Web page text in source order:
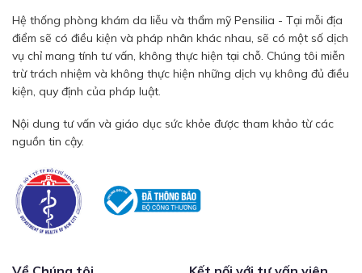
Hệ thống phòng khám da liễu và thẩm mỹ Pensilia - Tại mỗi địa
điểm sẽ có điều kiện và pháp nhân khác nhau, sẽ có một số dịch
vụ chỉ mang tính tư vấn, không thực hiện tại chỗ. Chúng tôi miễn
trừ trách nhiệm và không thực hiện những dịch vụ không đủ điều
kiện, quy định của pháp luật.
Nội dung tư vấn và giáo dục sức khỏe được tham khảo từ các
nguồn tin cậy.